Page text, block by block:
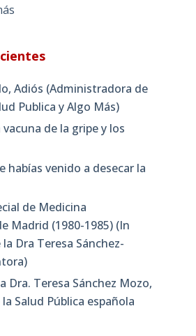
Adiós (Administradora de
Publica y Algo Más)
de la gripe y los
habías venido a desecar la
de Medicina
Madrid (1980-1985) (In
Dra Teresa Sánchez-
Dra. Teresa Sánchez Mozo,
Salud Pública española